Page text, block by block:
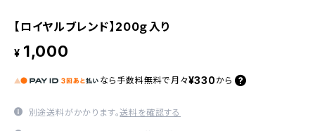
【ロイヤルブレンド】200ｇ入り
¥ 1,000
なら 手数料無料で 月々¥330 から
別途送料がかかります。送料を確認する